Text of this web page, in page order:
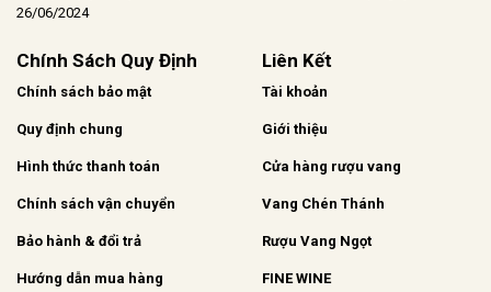
26/06/2024
Chính Sách Quy Định
Chính sách bảo mật
Quy định chung
Hình thức thanh toán
Chính sách vận chuyển
Bảo hành & đổi trả
Hướng dẫn mua hàng
Liên Kết
Tài khoản
Giới thiệu
Cửa hàng rượu vang
Vang Chén Thánh
Rượu Vang Ngọt
FINE WINE